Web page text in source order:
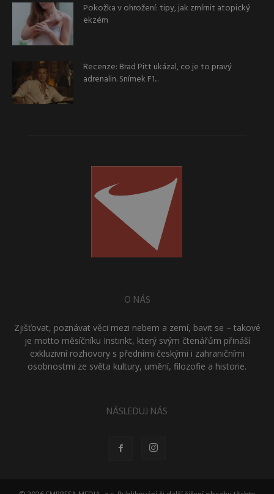
Pokožka v ohrožení: tipy, jak zmírnit atopický
ekzém
Recenze: Brad Pitt ukázal, co je to pravý
adrenalin. Snímek F1...
O NÁS
Zjišťovat, poznávat věci mezi nebem a zemí, bavit se – takové
je motto měsíčníku Instinkt, který svým čtenářům přináší
exkluzivní rozhovory s předními českými i zahraničními
osobnostmi ze světa kultury, umění, filozofie a historie.
NÁSLEDUJ NÁS